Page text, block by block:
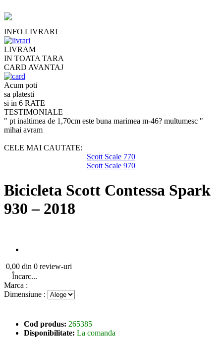
INFO LIVRARI
LIVRAM
IN TOATA TARA
CARD AVANTAJ
Acum poti
sa platesti
si in 6 RATE
TESTIMONIALE
" pt inaltimea de 1,70cm este buna marimea m-46? multumesc "
mihai avram
CELE MAI CAUTATE:
Scott Scale 770
Scott Scale 970
Bicicleta Scott Contessa Spark
930 – 2018
0,00 din 0 review-uri
Încarc...
Marca :
Dimensiune :
Cod produs: 265385
Disponibilitate: La comanda